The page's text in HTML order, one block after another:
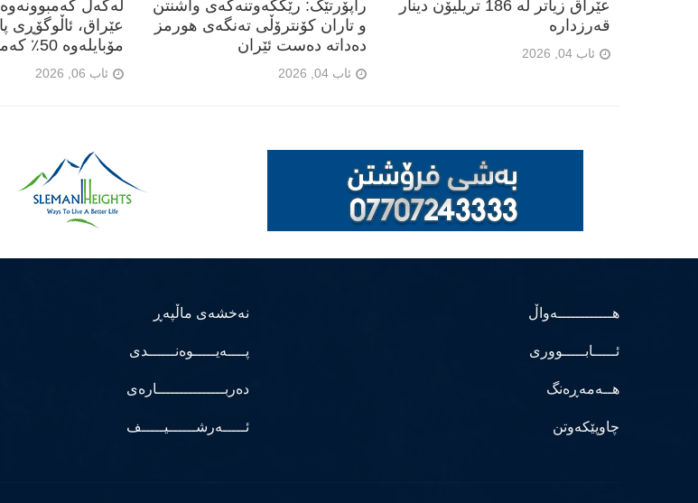
لەگەڵ
عێراق، ئاڵوگۆڕی
مۆبایلەوە 50٪ کەمی کردووە
ئاب 06, 2026
راپۆرتێک: رێککەوتنەکەی واشنتن
و تاران کۆنترۆڵی تەنگەی هورمز
دەداتە دەست ئێران
ئاب 04, 2026
عێراق زیاتر لە 186 تریلیۆن دینار
قەرزدارە
ئاب 04, 2026
هــــــــــــەواڵ
ئـــــابـــــووری
هــەمەڕەنگ
چاوپێکەوتن
نەخشەی ماڵپەڕ
پــــەیـــــوەنــــــدی
دەربـــــــــــــــارەی
ئـــــەرشــــــیـــــف